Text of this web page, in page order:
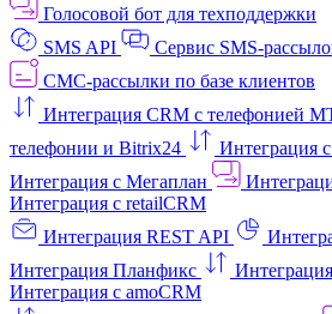
Голосовой бот для техподдержки
SMS API
Сервис SMS-
СМС-рассылки по базе клиентов
Интеграция CRM с телефонией
телефонии и Bitrix24
Интеграция
Интеграция с Мегаплан
Интеграция с retailCRM
Интеграция REST API
Интеграция Планфикс
Интеграция с amoCRM